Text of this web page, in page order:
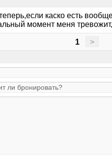
каско есть
момент меня
1 >